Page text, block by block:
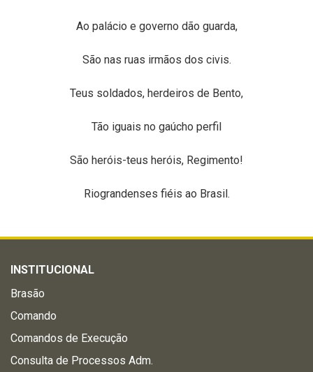
Ao palácio e governo dão guarda,
São nas ruas irmãos dos civis.
Teus soldados, herdeiros de Bento,
Tão iguais no gaúcho perfil
São heróis-teus heróis, Regimento!
Riograndenses fiéis ao Brasil.
INSTITUCIONAL
Brasão
Comando
Comandos de Execução
Consulta de Processos Adm.